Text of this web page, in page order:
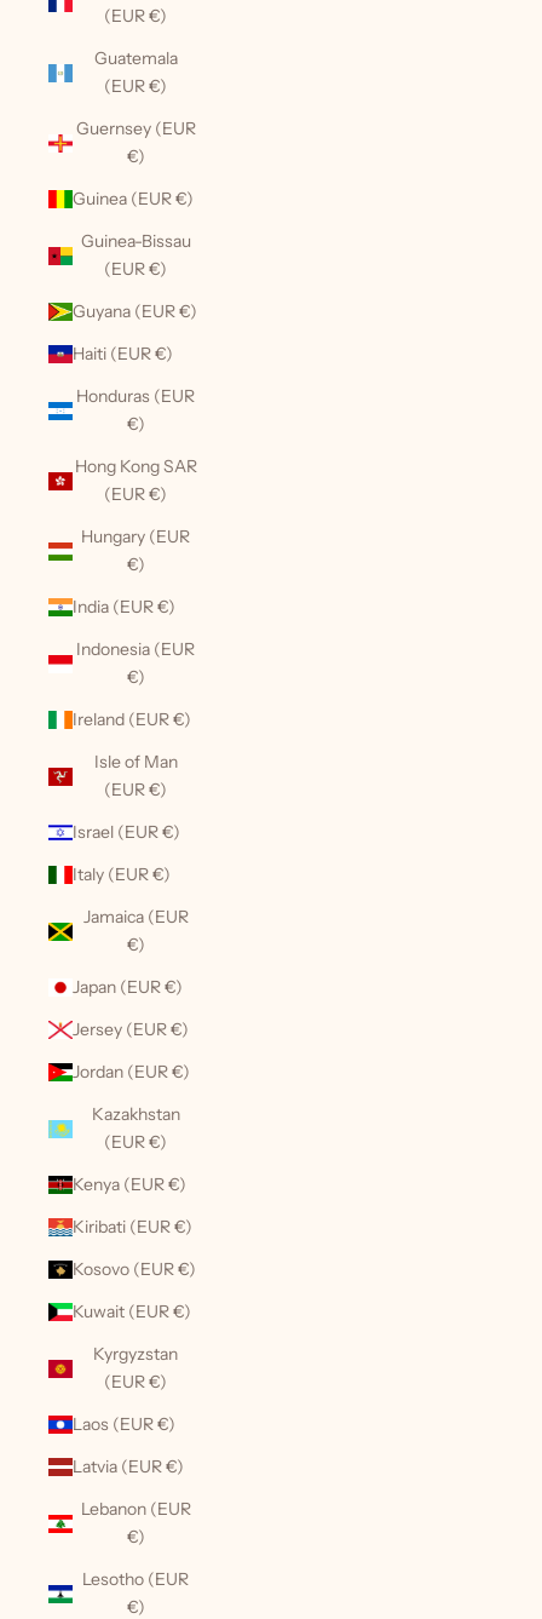
(EUR €)
Guatemala
(EUR €)
Guernsey (EUR
€)
Guinea (EUR €)
Guinea-Bissau
(EUR €)
Guyana (EUR €)
Haiti (EUR €)
Honduras (EUR
€)
Hong Kong SAR
(EUR €)
Hungary (EUR
€)
India (EUR €)
Indonesia (EUR
€)
Ireland (EUR €)
Isle of Man
(EUR €)
Israel (EUR €)
Italy (EUR €)
Jamaica (EUR
€)
Japan (EUR €)
Jersey (EUR €)
Jordan (EUR €)
Kazakhstan
(EUR €)
Kenya (EUR €)
Kiribati (EUR €)
Kosovo (EUR €)
Kuwait (EUR €)
Kyrgyzstan
(EUR €)
Laos (EUR €)
Latvia (EUR €)
Lebanon (EUR
€)
Lesotho (EUR
€)